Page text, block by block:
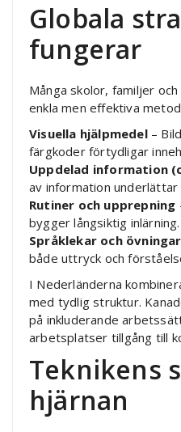
Globala
fungerar
Många skolor, familjer
enkla men effektiva
Visuella hjälpmedel–
färgkoder förtydligar
Uppdelad information
av information
Rutiner och upprepning
bygger långsiktig inlärning.
Språklekar och övningar
både uttryck och
I Nederländerna
med tydlig struktur.
på inkluderande
arbetsplatser tillgång till
Teknikens
hjärnan